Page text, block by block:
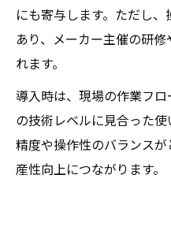
にも寄与します。ただし
あり、メーカー主催の研
れます。
導入時は、現場の作業フ
の技術レベルに見合った使
精度や操作性のバランス
産性向上につながります。